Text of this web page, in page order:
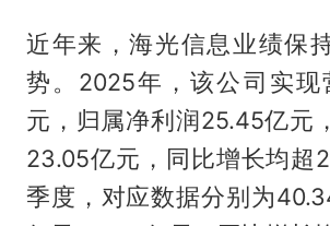
近年来，海光信息业绩保
势。2025年，该公司实现
元，归属净利润25.45亿元
23.05亿元，同比增长均超
季度，对应数据分别为